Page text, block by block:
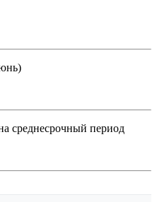
среднесрочный период